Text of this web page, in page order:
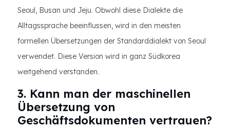
Seoul, Busan und Jeju. Obwohl diese Dialekte die
Alltagssprache beeinflussen, wird in den meisten
formellen Übersetzungen der Standarddialekt von Seoul
verwendet. Diese Version wird in ganz Südkorea
weitgehend verstanden.
3. Kann man der maschinellen
Übersetzung von
Geschäftsdokumenten vertrauen?